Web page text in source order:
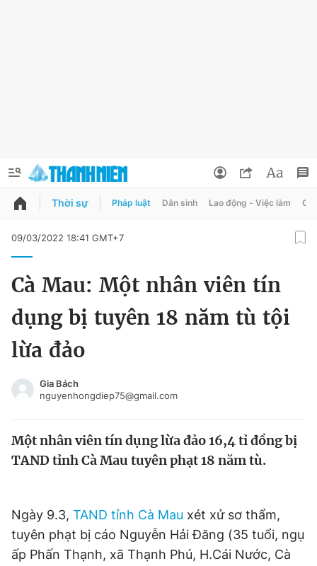
QUẢNG CÁO
Chuyên mục khác
Video Magazine
Tiện ích Bạn cần biết
Đổi mật khẩu
Tin đã lưu
Tin đã xem
Đăng xuất
Thời sự Pháp luật Dân sinh Lao động - Việc làm
09/03/2022 18:41 GMT+7
Cà Mau: Một nhân viên tín
dụng bị tuyên 18 năm tù tội
lừa đảo
Gia Bách
nguyenhongdiep75@gmail.com
Một nhân viên tín dụng lừa đảo 16,4 tỉ đồng bị
TAND tỉnh Cà Mau tuyên phạt 18 năm tù.
Ngày 9.3, TAND tỉnh Cà Mau xét xử sơ thẩm,
tuyên phạt bị cáo Nguyễn Hải Đăng (35 tuổi, ngụ
ấp Phấn Thạnh, xã Thạnh Phú, H.Cái Nước, Cà